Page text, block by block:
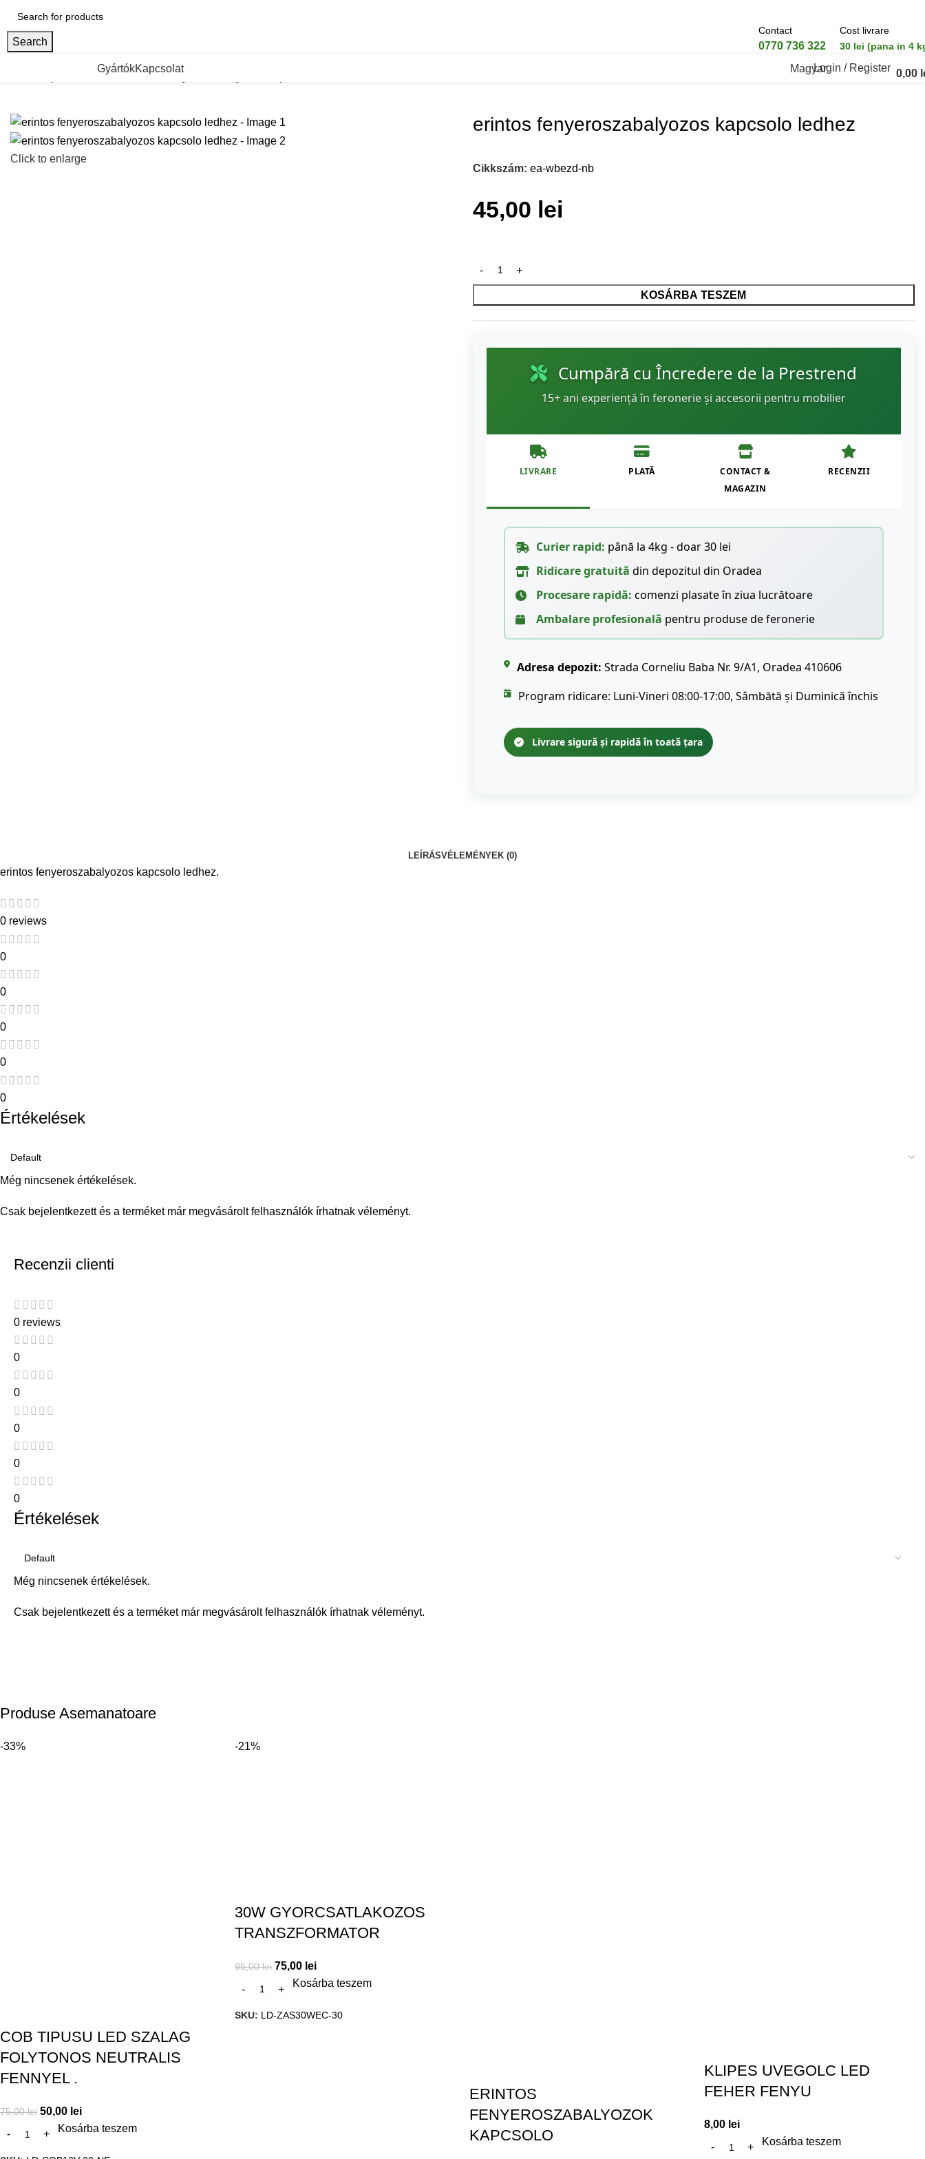
Search
Contact
0770 736 322
Cost livrare
30 lei (pana in 4
GyártókKapcsolat MagyarLogin / Register 0,00
LED SZALAG erintos fenyeroszabalyozos kapcsolo ledhez
Click to enlarge
erintos fenyeroszabalyozos kapcsolo ledhez
Cikkszám: ea-wbezd-nb
45,00 lei
KOSÁRBA TESZEM
Cumpără cu Încredere de la Prestrend
15+ ani experiență în feronerie și accesorii pentru mobilier
LIVRARE PLATĂ
CONTACT &
MAGAZIN
RECENZII
Curier rapid: până la 4kg - doar 30 lei
Ridicare gratuită din depozitul din Oradea
Procesare rapidă: comenzi plasate în ziua lucrătoare
Ambalare profesională pentru produse de feronerie
Adresa depozit: Strada Corneliu Baba Nr. 9/A1, Oradea 410606
Program ridicare: Luni-Vineri 08:00-17:00, Sâmbătă și Duminică închis
Livrare sigură și rapidă în toată țara
LEÍRÁSVÉLEMÉNYEK (0)
erintos fenyeroszabalyozos kapcsolo ledhez.
0 reviews
0
0
0
0
0
Értékelések
Még nincsenek értékelések.
Csak bejelentkezett és a terméket már megvásárolt felhasználók írhatnak véleményt.
Recenzii clienti
0 reviews
0
0
0
0
0
Értékelések
Még nincsenek értékelések.
Csak bejelentkezett és a terméket már megvásárolt felhasználók írhatnak véleményt.
Produse Asemanatoare
-33%
COB TIPUSU LED SZALAG
FOLYTONOS NEUTRALIS
FENNYEL .
75,00lei 50,00 lei
Kosárba teszem
-21%
30W GYORCSATLAKOZOS
TRANSZFORMATOR
95,00lei 75,00 lei
Kosárba teszem
SKU: LD-ZAS30WEC-30
ERINTOS
FENYEROSZABALYOZOK
KAPCSOLO
KLIPES UVEGOLC LED
FEHER FENYU
8,00 lei
Kosárba teszem